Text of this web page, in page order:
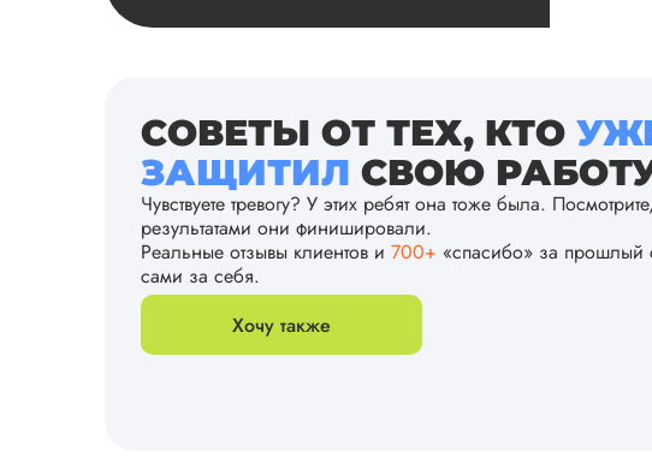
СОВЕТЫ ОТ ТЕХ, КТО
ЗАЩИТИЛ СВОЮ
Чувствуете тревогу? У этих ребят она тоже была.
результатами они финишировали.
Реальные отзывы клиентов и 700+ «спасибо» за прошлый
сами за себя.
Хочу также